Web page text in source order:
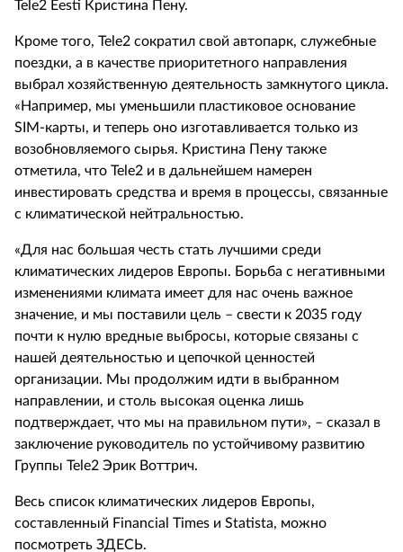
Tele2 Eesti Кристина Пену.
Кроме того, Tele2 сократил свой автопарк, служебные
поездки, а в качестве приоритетного направления
выбрал хозяйственную деятельность замкнутого цикла.
«Например, мы уменьшили пластиковое основание
SIM-карты, и теперь оно изготавливается только из
возобновляемого сырья. Кристина Пену также
отметила, что Tele2 и в дальнейшем намерен
инвестировать средства и время в процессы, связанные
с климатической нейтральностью.
«Для нас большая честь стать лучшими среди
климатических лидеров Европы. Борьба с негативными
изменениями климата имеет для нас очень важное
значение, и мы поставили цель – свести к 2035 году
почти к нулю вредные выбросы, которые связаны с
нашей деятельностью и цепочкой ценностей
организации. Мы продолжим идти в выбранном
направлении, и столь высокая оценка лишь
подтверждает, что мы на правильном пути», – сказал в
заключение руководитель по устойчивому развитию
Группы Tele2 Эрик Воттрич.
Весь список климатических лидеров Европы,
составленный Financial Times и Statista, можно
посмотреть ЗДЕСЬ.